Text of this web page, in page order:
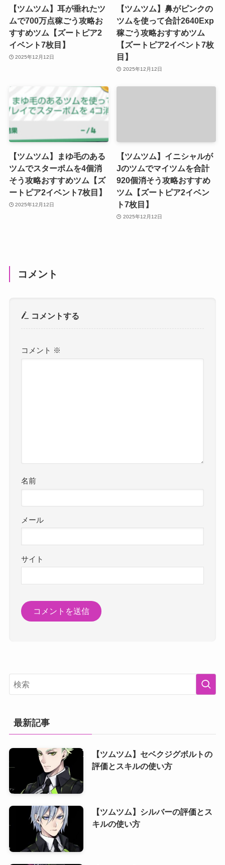
【ツムツム】耳が垂れたツ
ムで700万点稼ごう攻略お
すすめツム【ズートピア2
イベント7枚目】
2025年12月12日
【ツムツム】鼻がピンクの
ツムを使って合計2640Exp
稼ごう攻略おすすめツム
【ズートピア2イベント7枚
目】
2025年12月12日
【ツムツム】まゆ毛のある
ツムでスターボムを4個消
そう攻略おすすめツム【ズ
ートピア2イベント7枚目】
2025年12月12日
【ツムツム】イニシャルが
Jのツムでマイツムを合計
920個消そう攻略おすすめ
ツム【ズートピア2イベン
ト7枚目】
2025年12月12日
コメント
コメントする
コメント ※
名前
メール
サイト
最新記事
【ツムツム】セベクジグボルトの
評価とスキルの使い方
【ツムツム】シルバーの評価とス
キルの使い方